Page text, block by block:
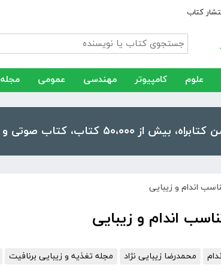
کتاب
علوم کامپیوتر مهندسی عمومی مجله
کتاب صوتی و رمان را در موبایل و تبلت خود داشته باشید!
اندام و زیبایی
اندام و زیبایی
محمدرضا زیبایی نژاد مجله تغذیه و زیبایی برنافیت